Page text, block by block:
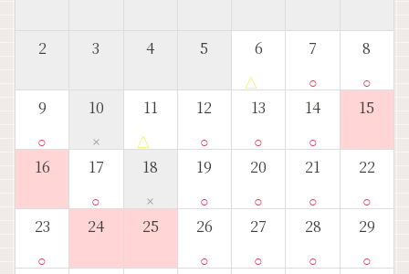
2 3 4 5 6
△
7
○
8
○
9
○
10
×
11
△
12
○
13
○
14
○
15
16 17
○
18
×
19
○
20
○
21
○
22
○
23
○
24 25 26
○
27
○
28
○
29
○